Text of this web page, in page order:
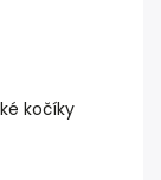
kočíky